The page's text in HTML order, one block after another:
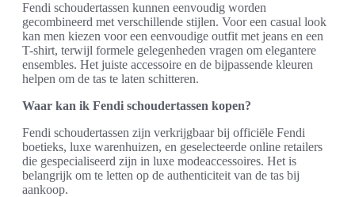
Fendi schoudertassen kunnen eenvoudig worden
gecombineerd met verschillende stijlen. Voor een casual look
kan men kiezen voor een eenvoudige outfit met jeans en een
T-shirt, terwijl formele gelegenheden vragen om elegantere
ensembles. Het juiste accessoire en de bijpassende kleuren
helpen om de tas te laten schitteren.
Waar kan ik Fendi schoudertassen kopen?
Fendi schoudertassen zijn verkrijgbaar bij officiële Fendi
boetieks, luxe warenhuizen, en geselecteerde online retailers
die gespecialiseerd zijn in luxe modeaccessoires. Het is
belangrijk om te letten op de authenticiteit van de tas bij
aankoop.